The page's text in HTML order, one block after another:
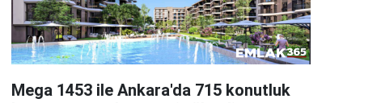
Mega 1453 ile Ankara'da 715 konutluk